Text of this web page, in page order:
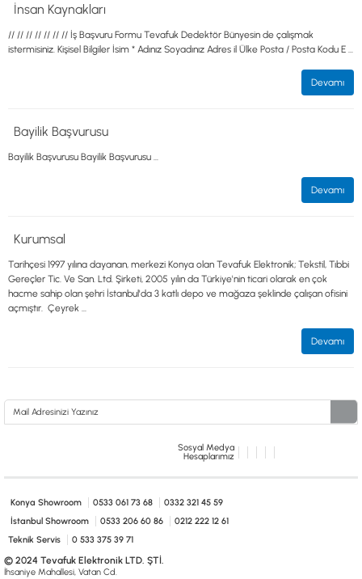
İnsan Kaynakları
// // // // // // // İş Başvuru Formu Tevafuk Dedektör Bünyesin de çalışmak
istermisiniz. Kişisel Bilgiler İsim * Adınız Soyadınız Adres il Ülke Posta / Posta Kodu E ...
Devamı
Bayilik Başvurusu
Bayilik Başvurusu Bayilik Başvurusu ...
Devamı
Kurumsal
Tarihçesi 1997 yılına dayanan, merkezi Konya olan Tevafuk Elektronik; Tekstil, Tıbbi
Gereçler Tic. Ve San. Ltd. Şirketi, 2005 yılın da Türkiye'nin ticari olarak en çok
hacme sahip olan şehri İstanbul'da 3 katlı depo ve mağaza şeklinde çalışan ofisini
açmıştır. Çeyrek ...
Devamı
Sosyal Medya
Hesaplarımız
Konya Showroom 0533 061 73 68
0332 321 45 59
İstanbul Showroom
0533 206 60 86
0212 222 12 61
Teknik Servis
0 533 375 39 71
© 2024 Tevafuk Elektronik LTD. ŞTİ.
İhsaniye Mahallesi, Vatan Cd.